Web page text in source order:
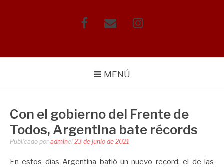
FacebookCorreo Instagram
MENÚ
Con el gobierno del Frente de
Todos, Argentina bate récords
Publicado por adminel 23 de junio de 2021
En estos días Argentina batió un nuevo record: el de las